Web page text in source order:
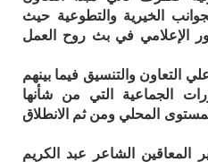
الخيرية والتطوعية حيث
الإعلامي في بث روح العمل
التعاون والتنسيق فيما بينهم
الجماعية التي من شأنها
المحلي ومن ثم الانطلاق
المعاقين الشاعر عبد الكريم